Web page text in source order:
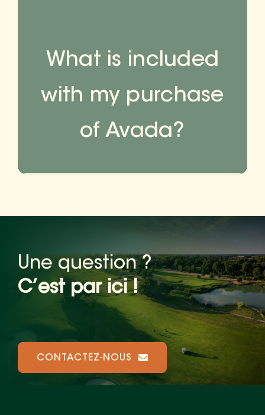
What is included
with my purchase
of Avada?
Une question ?
C’est par ici !
CONTACTEZ-NOUS